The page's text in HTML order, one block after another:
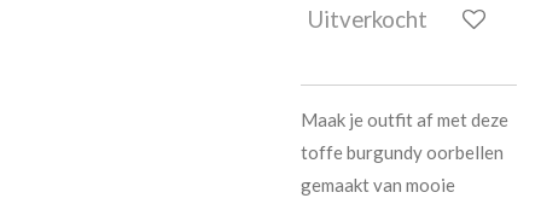
Uitverkocht
Maak je outfit af met deze
toffe burgundy oorbellen
gemaakt van mooie